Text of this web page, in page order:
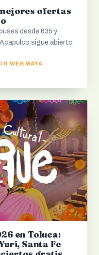
ofertas
desde 635 y
sigue abierto
WEB MAYA
en Toluca:
Santa Fe